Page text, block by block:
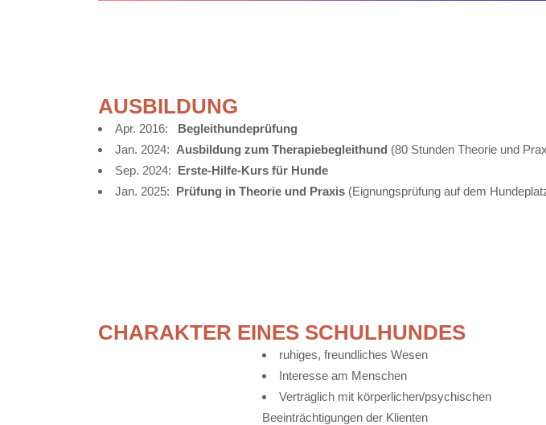
AUSBILDUNG
Apr. 2016: Begleithundeprüfung
Jan. 2024: Ausbildung zum Therapiebegleithund (80 Stunden Theorie und
Sep. 2024: Erste-Hilfe-Kurs für Hunde
Jan. 2025: Prüfung in Theorie und Praxis (Eignungsprüfung auf dem
CHARAKTER EINES SCHULHUNDES
ruhiges, freundliches Wesen
Interesse am Menschen
Verträglich mit körperlichen/psychischen
Beeinträchtigungen der Klienten